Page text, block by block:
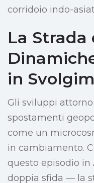
corridoio indo-
La Strada
in
Gli sviluppi
spostamenti
come un
in cambiamento.
questo episodio
doppia sfida — la